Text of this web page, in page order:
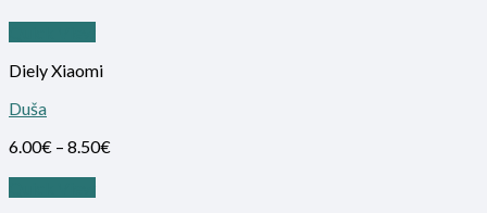
Diely Xiaomi
Duša
6.00€ – 8.50€